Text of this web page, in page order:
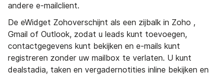
andere e-mailclient.
De eWidget Zohoverschijnt als een zijbalk in Zoho ,
Gmail of Outlook, zodat u leads kunt toevoegen,
contactgegevens kunt bekijken en e-mails kunt
registreren zonder uw mailbox te verlaten. U kunt
dealstadia, taken en vergadernotities inline bekijken en